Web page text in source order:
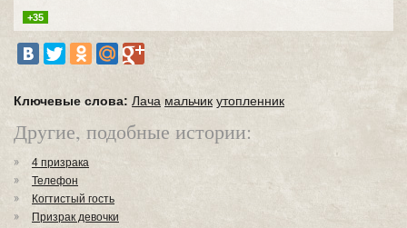
+35
Ключевые слова: Лача мальчик утопленник
Другие, подобные истории:
4 призрака
Телефон
Когтистый гость
Призрак девочки